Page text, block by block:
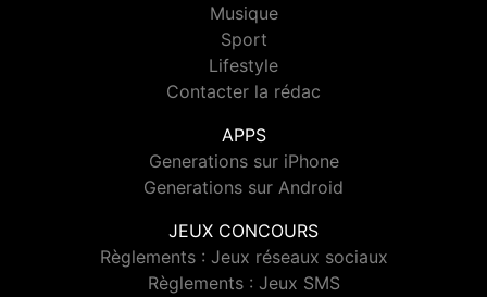
Musique
Sport
Lifestyle
Contacter la rédac
APPS
Generations sur iPhone
Generations sur Android
JEUX CONCOURS
Règlements : Jeux réseaux sociaux
Règlements : Jeux SMS